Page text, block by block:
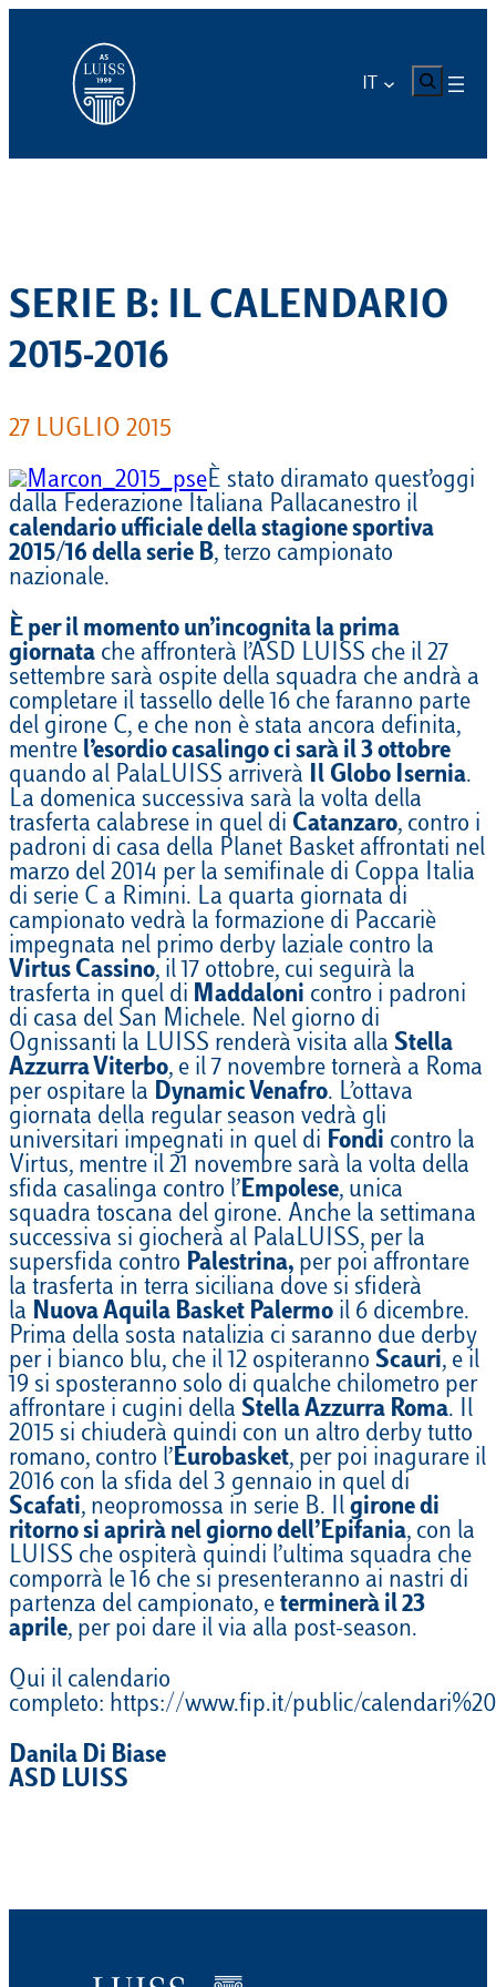
contenuto
CERCA
SERIE B: IL CALENDARIO
2015-2016
27 LUGLIO 2015
È stato diramato quest’oggi
dalla Federazione Italiana Pallacanestro il
calendario ufficiale della stagione sportiva
2015/16 della serie B, terzo campionato
nazionale.
È per il momento un’incognita la prima
giornata che affronterà l’ASD LUISS che il 27
settembre sarà ospite della squadra che andrà a
completare il tassello delle 16 che faranno parte
del girone C, e che non è stata ancora definita,
mentre l’esordio casalingo ci sarà il 3 ottobre
quando al PalaLUISS arriverà Il Globo Isernia.
La domenica successiva sarà la volta della
trasferta calabrese in quel di Catanzaro, contro i
padroni di casa della Planet Basket affrontati nel
marzo del 2014 per la semifinale di Coppa Italia
di serie C a Rimini. La quarta giornata di
campionato vedrà la formazione di Paccariè
impegnata nel primo derby laziale contro la
Virtus Cassino, il 17 ottobre, cui seguirà la
trasferta in quel di Maddaloni contro i padroni
di casa del San Michele. Nel giorno di
Ognissanti la LUISS renderà visita alla Stella
Azzurra Viterbo, e il 7 novembre tornerà a Roma
per ospitare la Dynamic Venafro. L’ottava
giornata della regular season vedrà gli
universitari impegnati in quel di Fondi contro la
Virtus, mentre il 21 novembre sarà la volta della
sfida casalinga contro l’Empolese, unica
squadra toscana del girone. Anche la settimana
successiva si giocherà al PalaLUISS, per la
supersfida contro Palestrina, per poi affrontare
la trasferta in terra siciliana dove si sfiderà
la Nuova Aquila Basket Palermo il 6 dicembre.
Prima della sosta natalizia ci saranno due derby
per i bianco blu, che il 12 ospiteranno Scauri, e il
19 si sposteranno solo di qualche chilometro per
affrontare i cugini della Stella Azzurra Roma. Il
2015 si chiuderà quindi con un altro derby tutto
romano, contro l’Eurobasket, per poi inagurare il
2016 con la sfida del 3 gennaio in quel di
Scafati, neopromossa in serie B. Il girone di
ritorno si aprirà nel giorno dell’Epifania, con la
LUISS che ospiterà quindi l’ultima squadra che
comporrà le 16 che si presenteranno ai nastri di
partenza del campionato, e terminerà il 23
aprile, per poi dare il via alla post-season.
Qui il calendario
completo: https://www.fip.it/public/
Danila Di Biase
ASD LUISS